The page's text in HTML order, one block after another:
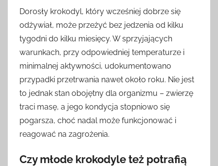
Dorosły krokodyl, który wcześniej dobrze się
odżywiał, może przeżyć bez jedzenia od kilku
tygodni do kilku miesięcy. W sprzyjających
warunkach, przy odpowiedniej temperaturze i
minimalnej aktywności, udokumentowano
przypadki przetrwania nawet około roku. Nie jest
to jednak stan obojętny dla organizmu – zwierzę
traci masę, a jego kondycja stopniowo się
pogarsza, choć nadal może funkcjonować i
reagować na zagrożenia.
Czy młode krokodyle też potrafią